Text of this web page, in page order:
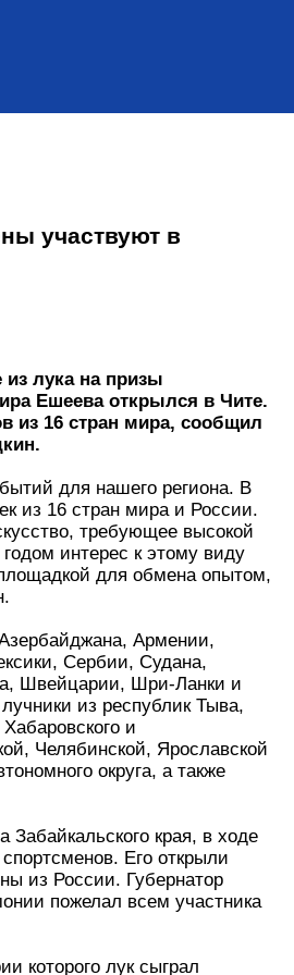
участвуют в
из лука на призы
Ешеева открылся
из 16 стран
Андрей Середкин.
событий для нашего
507 человек из 16
не только спорт, но и
точности и терпения.
растет. Уверен, что этот
налаживания новых
из Азербайджана,
Латвии, Мексики,
Турции, Узбекистана,
России
Якутия, Бурятии,
и Забайкальского
Ярославской и
Забайкальского
состоялся парад
закрыли -
выдержки, удачи и